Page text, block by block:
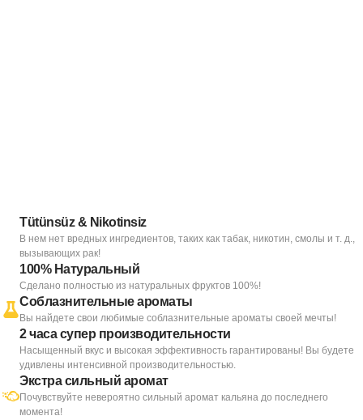
Tütünsüz & Nikotinsiz
В нем нет вредных ингредиентов, таких как табак, никотин, смолы и т. д.,
вызывающих рак!
100% Натуральный
Сделано полностью из натуральных фруктов 100%!
Соблазнительные ароматы
Вы найдете свои любимые соблазнительные ароматы своей мечты!
2 часа супер производительности
Насыщенный вкус и высокая эффективность гарантированы! Вы будете
удивлены интенсивной производительностью.
Экстра сильный аромат
Почувствуйте невероятно сильный аромат кальяна до последнего
момента!